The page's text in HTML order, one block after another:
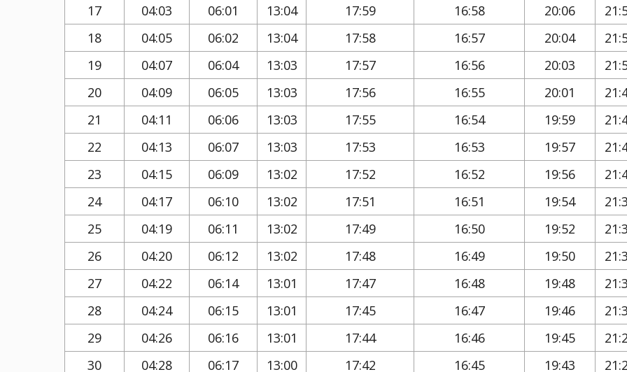
17
04:03 06:01 13:04 17:59 16:58 20:06
18
04:05 06:02 13:04 17:58 16:57 20:04
19
04:07 06:04 13:03 17:57 16:56 20:03
20
04:09 06:05 13:03 17:56 16:55 20:01
21
04:11 06:06 13:03 17:55 16:54 19:59
22
04:13 06:07 13:03 17:53 16:53 19:57
23
04:15 06:09 13:02 17:52 16:52 19:56
24
04:17 06:10 13:02 17:51 16:51 19:54
25
04:19 06:11 13:02 17:49 16:50 19:52
26
04:20 06:12 13:02 17:48 16:49 19:50
27
04:22 06:14 13:01 17:47 16:48 19:48
28
04:24 06:15 13:01 17:45 16:47 19:46
29
04:26 06:16 13:01 17:44 16:46 19:45
30
04:28 06:17 13:00 17:42 16:45 19:43